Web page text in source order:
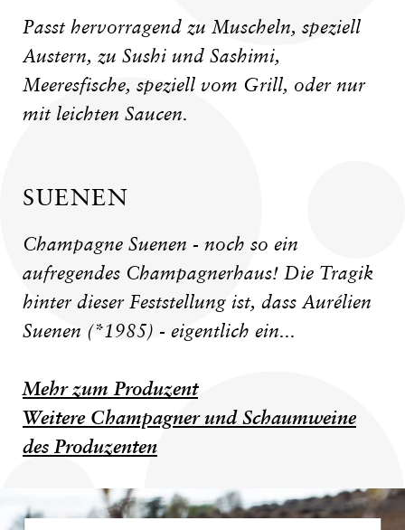
Passt hervorragend zu Muscheln, speziell
Austern, zu Sushi und Sashimi,
Meeresfische, speziell vom Grill, oder nur
mit leichten Saucen.
SUENEN
Champagne Suenen - noch so ein
aufregendes Champagnerhaus! Die Tragik
hinter dieser Feststellung ist, dass Aurélien
Suenen (*1985) - eigentlich ein...
Mehr zum Produzent
Weitere Champagner und Schaumweine
des Produzenten